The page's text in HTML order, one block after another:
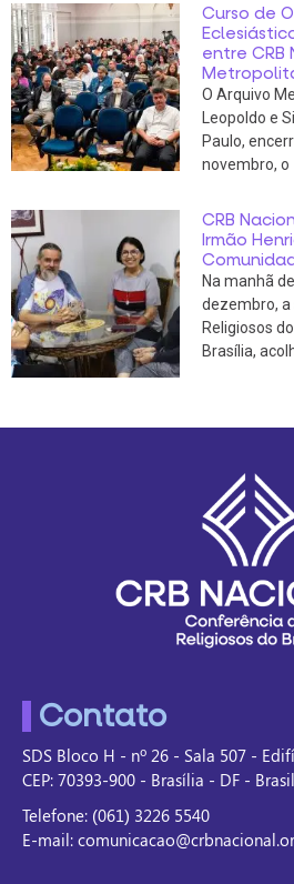
Curso de
entre CRB
O Arquivo
Leopoldo e
Paulo,
novembro, o
CRB
Irmão
Na manhã
dezembro, a
Religiosos
Brasília,
Contato
SDS Bloco H - nº 26 - Sala 507 -
CEP: 70393-900 - Brasília - DF - Brasil
Telefone: (061) 3226 5540
E-mail: